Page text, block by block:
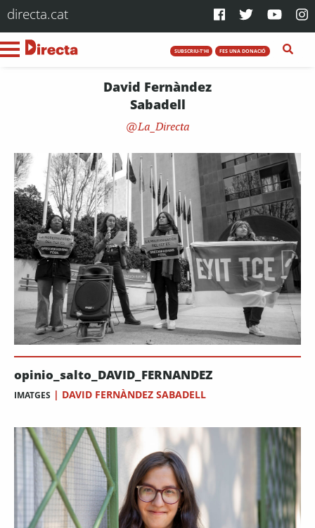
directa.cat
SUBSCRIU-T'HI FES UNA DONACIÓ
David Fernàndez
Sabadell
La_Directa
opinio_salto_DAVID_FERNANDEZ
IMATGES | DAVID FERNÀNDEZ SABADELL